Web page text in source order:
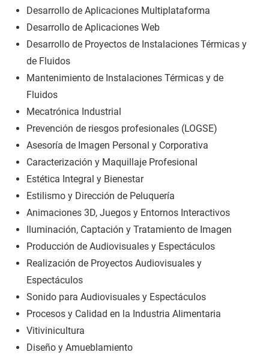
Desarrollo de Aplicaciones Multiplataforma
Desarrollo de Aplicaciones Web
Desarrollo de Proyectos de Instalaciones Térmicas y
de Fluidos
Mantenimiento de Instalaciones Térmicas y de
Fluidos
Mecatrónica Industrial
Prevención de riesgos profesionales (LOGSE)
Asesoría de Imagen Personal y Corporativa
Caracterización y Maquillaje Profesional
Estética Integral y Bienestar
Estilismo y Dirección de Peluquería
Animaciones 3D, Juegos y Entornos Interactivos
Iluminación, Captación y Tratamiento de Imagen
Producción de Audiovisuales y Espectáculos
Realización de Proyectos Audiovisuales y
Espectáculos
Sonido para Audiovisuales y Espectáculos
Procesos y Calidad en la Industria Alimentaria
Vitivinicultura
Diseño y Amueblamiento